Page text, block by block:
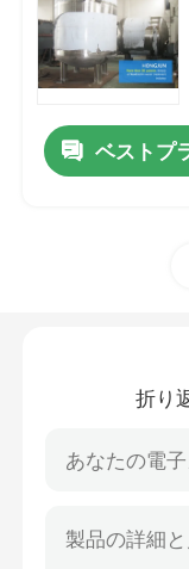
超純粋 浄水シ
産業飲料水の
パッケージ水
ベストプ
折り